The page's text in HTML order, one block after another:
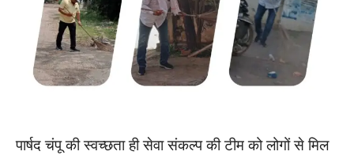
पार्षद चंपू की स्वच्छता ही सेवा संकल्प की टीम को लोगों से मिल